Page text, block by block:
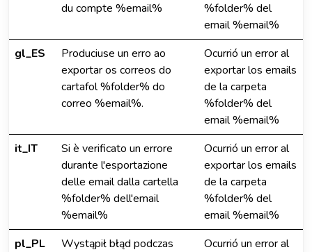
du compte %email%
%folder% del
email %email%
gl_ES
Produciuse un erro ao
exportar os correos do
cartafol %folder% do
correo %email%.
Ocurrió un error al
exportar los emails
de la carpeta
%folder% del
email %email%
it_IT
Si è verificato un errore
durante l'esportazione
delle email dalla cartella
%folder% dell'email
%email%
Ocurrió un error al
exportar los emails
de la carpeta
%folder% del
email %email%
pl_PL
Wystąpił błąd podczas
Ocurrió un error al